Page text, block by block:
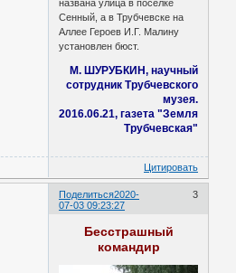
названа улица в поселке
Сенный, а в Трубчевске на
Аллее Героев И.Г. Малину
установлен бюст.
М. ШУРУБКИН, научный
сотрудник Трубчевского
музея.
2016.06.21, газета "Земля
Трубчевская"
Цитировать
Поделиться 3
2020-
07-03 09:23:27
Бесстрашный
командир